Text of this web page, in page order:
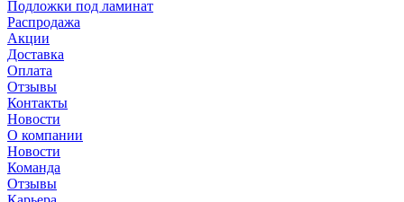
Подложки под ламинат
Распродажа
Акции
Доставка
Оплата
Отзывы
Контакты
Новости
О компании
Новости
Команда
Отзывы